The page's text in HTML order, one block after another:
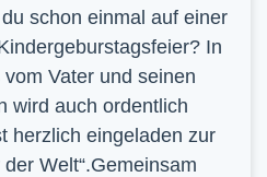
schon einmal auf einer
In
Vater und seinen
wird auch ordentlich
herzlich eingeladen zur
Welt“.Gemeinsam